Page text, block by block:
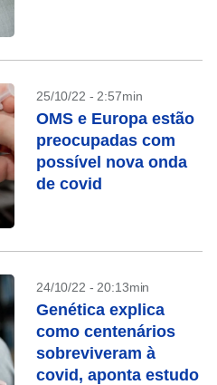
25/10/22 - 2:57min
OMS e Europa estão
preocupadas com
possível nova onda
de covid
24/10/22 - 20:13min
Genética explica
como centenários
sobreviveram à
covid, aponta estudo